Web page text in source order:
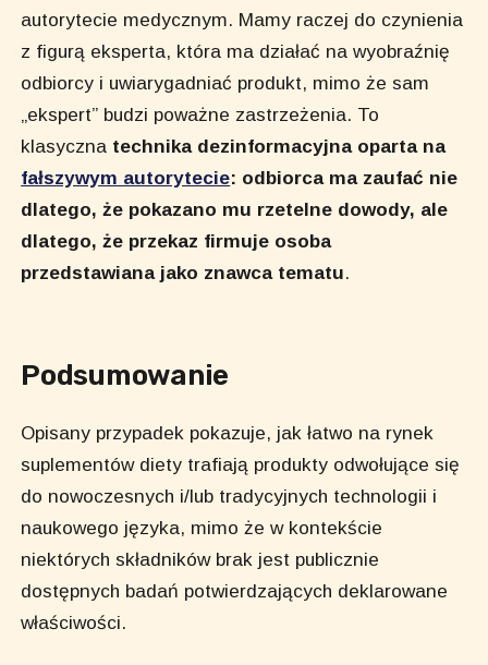
autorytecie medycznym. Mamy raczej do czynienia
z figurą eksperta, która ma działać na wyobraźnię
odbiorcy i uwiarygadniać produkt, mimo że sam
„ekspert” budzi poważne zastrzeżenia. To
klasyczna technika dezinformacyjna oparta na
fałszywym autorytecie: odbiorca ma zaufać nie
dlatego, że pokazano mu rzetelne dowody, ale
dlatego, że przekaz firmuje osoba
przedstawiana jako znawca tematu.
Podsumowanie
Opisany przypadek pokazuje, jak łatwo na rynek
suplementów diety trafiają produkty odwołujące się
do nowoczesnych i/lub tradycyjnych technologii i
naukowego języka, mimo że w kontekście
niektórych składników brak jest publicznie
dostępnych badań potwierdzających deklarowane
właściwości.